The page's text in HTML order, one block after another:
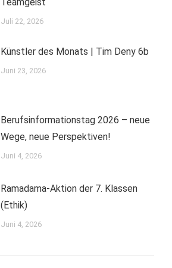
Juli 22, 2026
Künstler des Monats | Tim Deny 6b
Juni 23, 2026
Berufsinformationstag 2026 – neue
Wege, neue Perspektiven!
Juni 4, 2026
Ramadama-Aktion der 7. Klassen
(Ethik)
Juni 4, 2026